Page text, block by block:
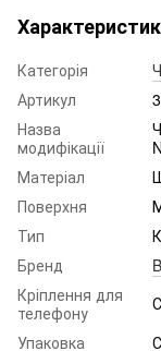
Категорія
Артикул
Назва
модифікації
Матеріал
Поверхня
Тип
Бренд
Кріплення для
телефону
Упаковка